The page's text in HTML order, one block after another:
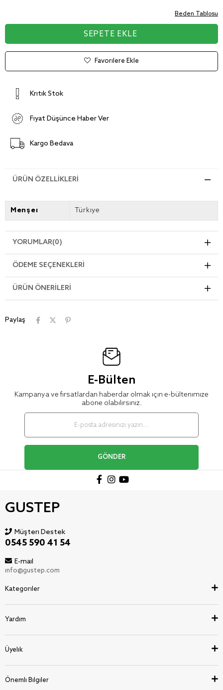
Beden Tablosu
Favorilere Ekle
Kritik Stok
Fiyat Düşünce Haber Ver
Kargo Bedava
ÜRÜN ÖZELLIKLERI
Menşei Türkiye
YORUMLAR(0)
ÖDEME SEÇENEKLERI
ÜRÜN ÖNERILERI
Paylaş
E-Bülten
Kampanya ve fırsatlardan haberdar olmak için e-bültenimize
abone olabilirsiniz.
GÖNDER
GUSTEP
Müşteri Destek
0545 590 41 54
E-mail
info@gustep.com
Kategoriler
Yardım
Üyelik
Önemli Bilgiler